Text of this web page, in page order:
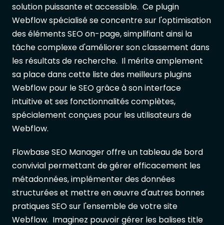
solution puissante et accessible. Ce plugin
Webflow spécialisé se concentre sur l'optimisation
des éléments SEO on-page, simplifiant ainsi la
tâche complexe d'améliorer son classement dans
les résultats de recherche. Il mérite amplement
sa place dans cette liste des meilleurs plugins
Webflow pour le SEO grâce à son interface
intuitive et ses fonctionnalités complètes,
spécialement conçues pour les utilisateurs de
Webflow.
Flowbase SEO Manager offre un tableau de bord
convivial permettant de gérer efficacement les
métadonnées, implémenter des données
structurées et mettre en œuvre d'autres bonnes
pratiques SEO sur l'ensemble de votre site
Webflow. Imaginez pouvoir gérer les balises title